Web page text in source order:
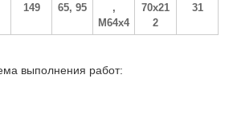
149 65, 95
,
М64х4
70x21
2
31
выполнения работ: